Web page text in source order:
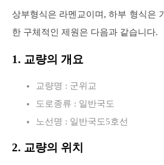
상부형식은 라멘교이며, 하부 형식은
한 구체적인 제원은 다음과 같습니다.
1. 교량의 개요
교량명 : 군위교
도로종류 : 일반국도
노선명 : 일반국도5호선
2. 교량의 위치